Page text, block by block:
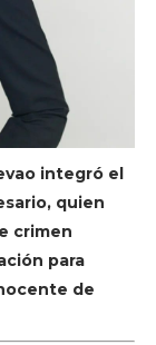
integró el
quien
crimen
para
de